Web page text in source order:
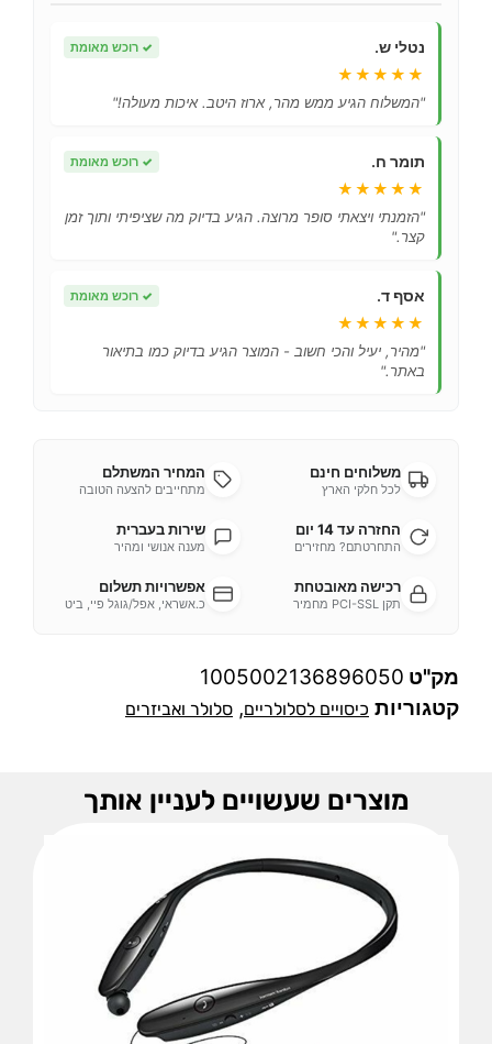
נטלי ש. ✓ רוכש מאומת
★★★★★
"המשלוח הגיע ממש מהר, ארוז היטב. איכות מעולה!"
תומר ח. ✓ רוכש מאומת
★★★★★
"הזמנתי ויצאתי סופר מרוצה. הגיע בדיוק מה שציפיתי ותוך זמן
קצר."
אסף ד. ✓ רוכש מאומת
★★★★★
"מהיר, יעיל והכי חשוב - המוצר הגיע בדיוק כמו בתיאור
באתר."
משלוחים חינם
לכל חלקי הארץ
המחיר המשתלם
מתחייבים להצעה הטובה
החזרה עד 14 יום
התחרטתם? מחזירים
שירות בעברית
מענה אנושי ומהיר
רכישה מאובטחת
תקן PCI-SSL מחמיר
אפשרויות תשלום
כ.אשראי, אפל/גוגל פיי, ביט
מק"ט 1005002136896050
קטגוריות כיסויים לסלולריים, סלולר ואביזרים
מוצרים שעשויים לעניין אותך